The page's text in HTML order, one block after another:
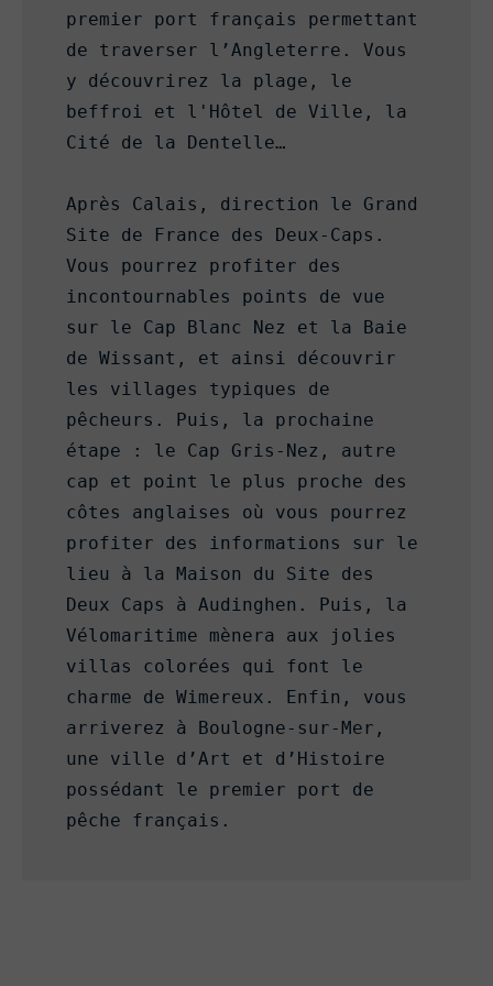
premier port français permettant
de traverser l’Angleterre. Vous
y découvrirez la plage, le
beffroi et l'Hôtel de Ville, la
Cité de la Dentelle…
Après Calais, direction le Grand
Site de France des Deux-Caps.
Vous pourrez profiter des
incontournables points de vue
sur le Cap Blanc Nez et la Baie
de Wissant, et ainsi découvrir
les villages typiques de
pêcheurs. Puis, la prochaine
étape : le Cap Gris-Nez, autre
cap et point le plus proche des
côtes anglaises où vous pourrez
profiter des informations sur le
lieu à la Maison du Site des
Deux Caps à Audinghen. Puis, la
Vélomaritime mènera aux jolies
villas colorées qui font le
charme de Wimereux. Enfin, vous
arriverez à Boulogne-sur-Mer,
une ville d’Art et d’Histoire
possédant le premier port de
pêche français.